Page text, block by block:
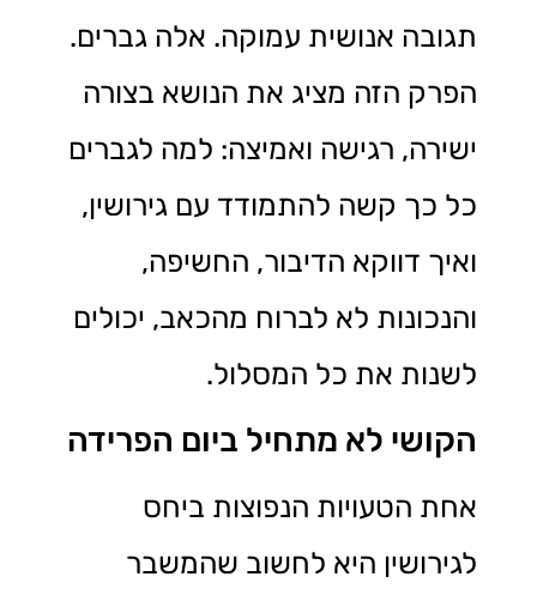
תגובה אנושית עמוקה. אלה גברים.
הפרק הזה מציג את הנושא בצורה
ישירה, רגישה ואמיצה: למה לגברים
כל כך קשה להתמודד עם גירושין,
ואיך דווקא הדיבור, החשיפה,
והנכונות לא לברוח מהכאב, יכולים
לשנות את כל המסלול.
הקושי לא מתחיל ביום הפרידה
אחת הטעויות הנפוצות ביחס
לגירושין היא לחשוב שהמשבר